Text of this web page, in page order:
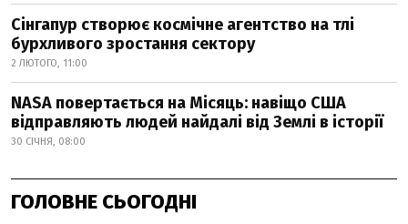
Сінгапур створює космічне агентство на тлі
бурхливого зростання сектору
2 ЛЮТОГО, 11:00
NASA повертається на Місяць: навіщо США
відправляють людей найдалі від Землі в історії
30 СІЧНЯ, 08:00
ГОЛОВНЕ СЬОГОДНІ